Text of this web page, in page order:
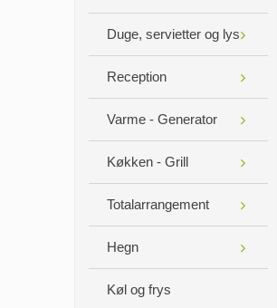
Duge, servietter og lys
Reception
Varme - Generator
Køkken - Grill
Totalarrangement
Hegn
Køl og frys